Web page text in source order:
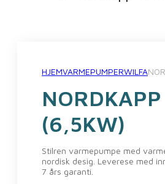
HJEMVARMEPUMPERWILFA
(6,5KW)
Stilren varmepumpe med
nordisk desig. Leverese med
7 års garanti.